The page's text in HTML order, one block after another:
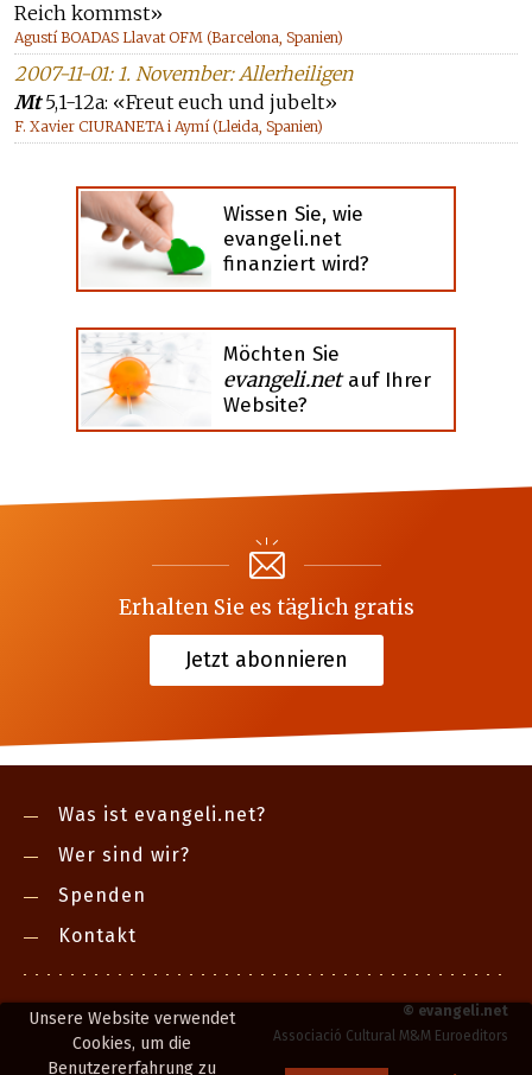
Unsere Website verwendet
Cookies, um die
Benutzererfahrung zu
Reich kommst»
Agustí BOADAS Llavat OFM (Barcelona, Spanien)
2007-11-01: 1. November: Allerheiligen
Mt5,1-12a: «Freut euch und jubelt»
F. Xavier CIURANETA i Aymí (Lleida, Spanien)
Wissen Sie, wie
evangeli.net
finanziert wird?
Möchten Sie
evangeli.netauf Ihrer
Website?
Erhalten Sie es täglich gratis
Jetzt abonnieren
Was ist evangeli.net?
Wer sind wir?
Spenden
Kontakt
© evangeli.net
Associació Cultural M&M Euroeditors